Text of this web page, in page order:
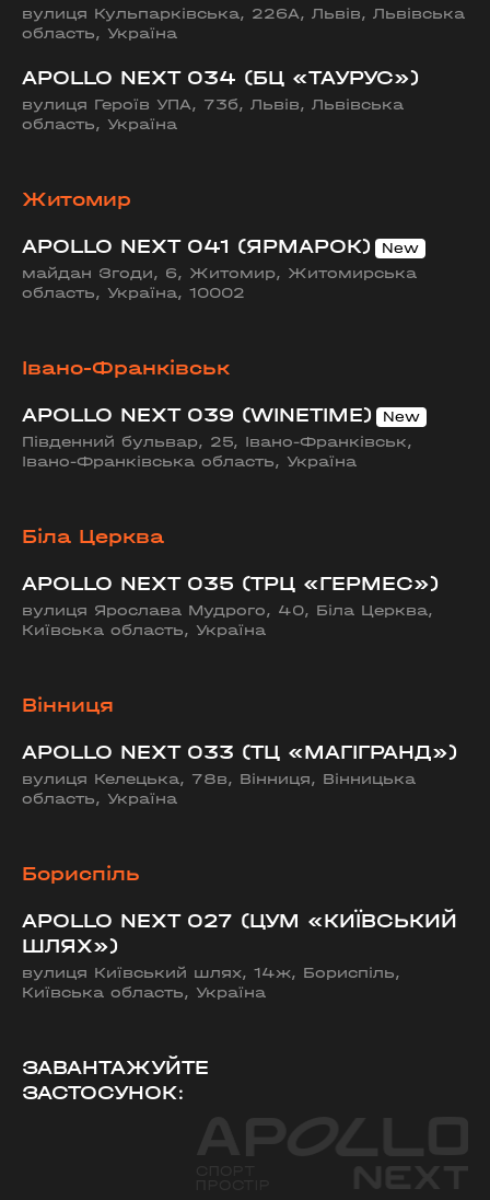
вулиця Кульпарківська, 226А, Львів, Львівська
область, Україна
APOLLO NEXT 034 (БЦ «ТАУРУС»)
вулиця Героїв УПА, 73б, Львів, Львівська
область, Україна
Житомир
APOLLO NEXT 041 (ЯРМАРОК)
майдан Згоди, 6, Житомир, Житомирська
область, Україна, 10002
Івано-Франківськ
APOLLO NEXT 039 (WINETIME)
Південний бульвар, 25, Івано-Франківськ,
Івано-Франківська область, Україна
Біла Церква
APOLLO NEXT 035 (ТРЦ «ГЕРМЕС»)
вулиця Ярослава Мудрого, 40, Біла Церква,
Київська область, Україна
Вінниця
APOLLO NEXT 033 (ТЦ «МАГІГРАНД»)
вулиця Келецька, 78в, Вінниця, Вінницька
область, Україна
Бориспіль
APOLLO NEXT 027 (ЦУМ «КИЇВСЬКИЙ
ШЛЯХ»)
вулиця Київський шлях, 14ж, Бориспіль,
Київська область, Україна
ЗАВАНТАЖУЙТЕ
ЗАСТОСУНОК: